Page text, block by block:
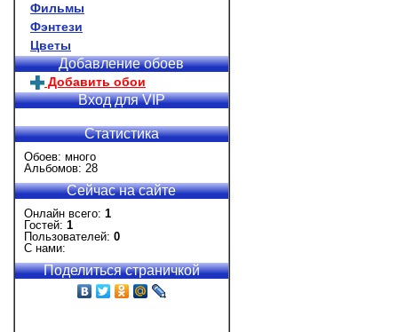
Фильмы
Фэнтези
Цветы
Добавление обоев
Добавить обои
Вход для VIP
Статистика
Обоев: много
Альбомов: 28
Сейчас на сайте
Онлайн всего: 1
Гостей: 1
Пользователей: 0
С нами:
Поделиться страничкой